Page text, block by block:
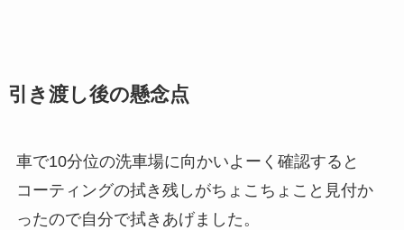
引き渡し後の懸念点
車で10分位の洗車場に向かいよーく確認すると
コーティングの拭き残しがちょこちょこと見付か
ったので自分で拭きあげました。